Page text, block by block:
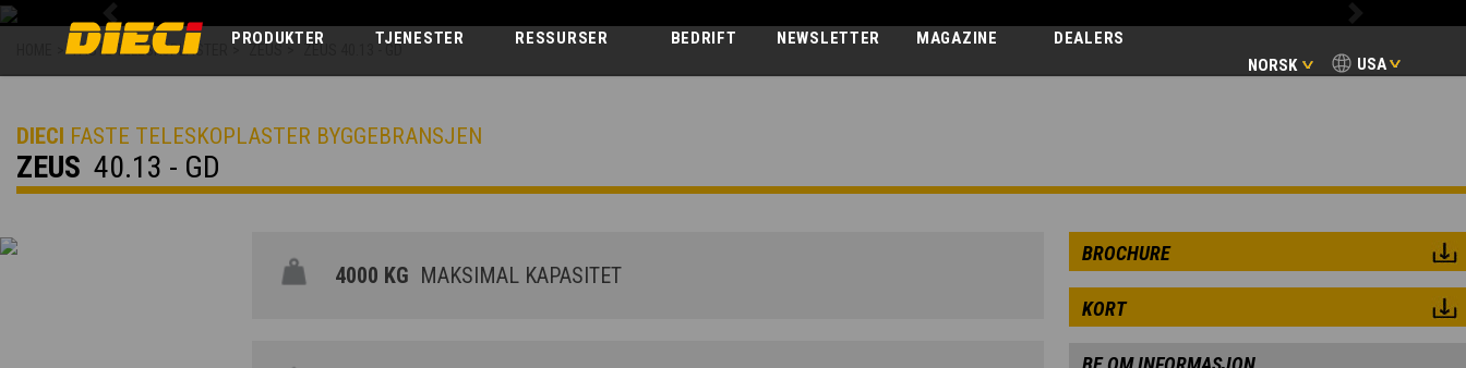
USA
NORSK
NEWSLETTER MAGAZINE DEALERS
PRODUKTER TJENESTER RESSURSER BEDRIFT
Previous Next
ZEUS
FASTE TELESKOPLASTER
DIECI FASTE TELESKOPLASTER BYGGEBRANSJEN
ZEUS 40.13 - GD
4000 KG MAKSIMAL KAPASITET
BROCHURE
KORT